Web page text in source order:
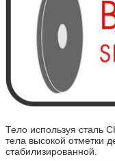
Тело используя сталь
тела высокой отметки
стабилизированной.